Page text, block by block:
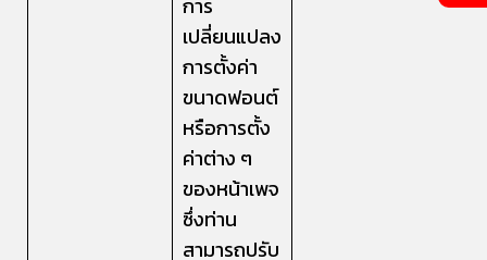
การ
เปลี่ยนแปลง
การตั้งค่า
ขนาดฟอนต์
หรือการตั้ง
ค่าต่าง ๆ
ของหน้าเพจ
ซึ่งท่าน
สามารถปรับ